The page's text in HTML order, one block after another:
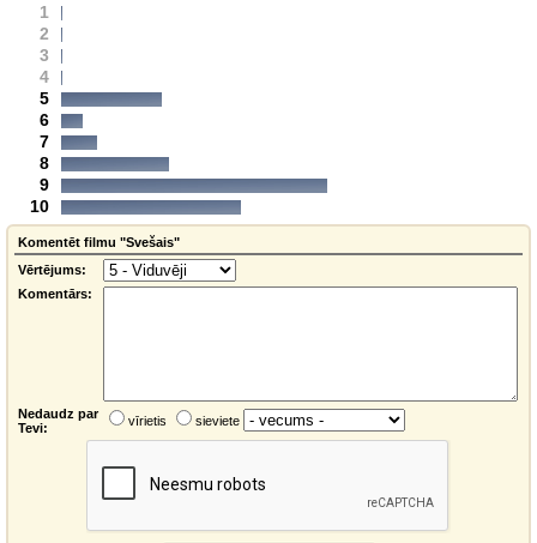
1
2
3
4
5
6
7
8
9
10
Komentēt filmu "Svešais"
Vērtējums:
Komentārs:
Nedaudz par
Tevi:
vīrietis sieviete